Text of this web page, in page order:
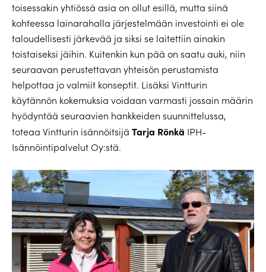
toisessakin yhtiössä asia on ollut esillä, mutta siinä
kohteessa lainarahalla järjestelmään investointi ei ole
taloudellisesti järkevää ja siksi se laitettiin ainakin
toistaiseksi jäihin. Kuitenkin kun pää on saatu auki, niin
seuraavan perustettavan yhteisön perustamista
helpottaa jo valmiit konseptit. Lisäksi Vintturin
käytännön kokemuksia voidaan varmasti jossain määrin
hyödyntää seuraavien hankkeiden suunnittelussa,
toteaa Vintturin isännöitsijä Tarja Rönkä IPH-
Isännöintipalvelut Oy:stä.